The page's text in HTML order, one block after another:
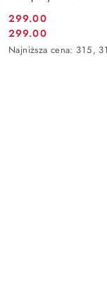
Cena
promocyjna:
299.00
Cena
promocyjna:
299.00
Najniższa
Najniższa cena: 315,